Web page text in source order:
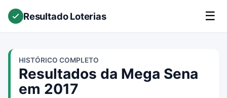
Resultado Loterias ☰
HISTÓRICO COMPLETO
Resultados da Mega Sena
em 2017